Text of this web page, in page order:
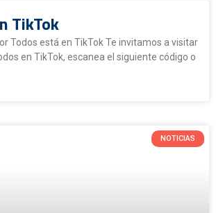
TikTok
Todos está en TikTok Te invitamos a visitar
en TikTok, escanea el siguiente código o
NOTICIAS